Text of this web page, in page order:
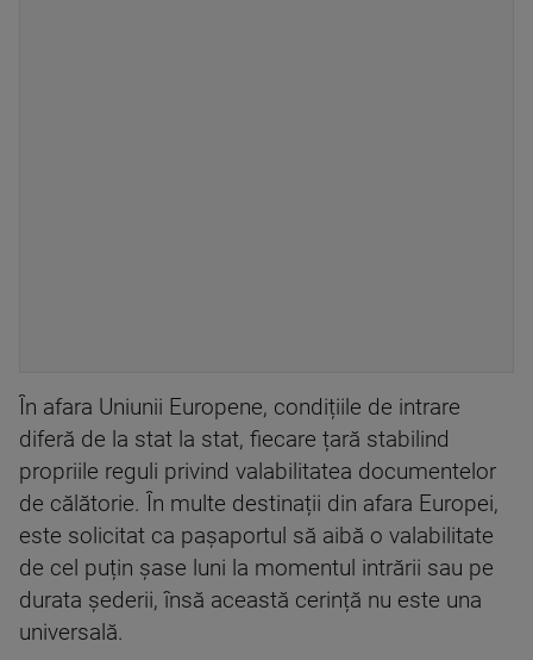
În afara Uniunii Europene, condițiile de intrare
diferă de la stat la stat, fiecare țară stabilind
propriile reguli privind valabilitatea documentelor
de călătorie. În multe destinații din afara Europei,
este solicitat ca pașaportul să aibă o valabilitate
de cel puțin șase luni la momentul intrării sau pe
durata șederii, însă această cerință nu este una
universală.